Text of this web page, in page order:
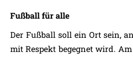
Fußball für alle
Der Fußball soll ein Ort sein,
mit Respekt begegnet wird.